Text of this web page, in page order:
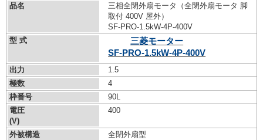
品名
三相全閉外扇モータ（全閉外扇モータ 脚
取付 400V 屋外）
SF-PRO-1.5kW-4P-400V
型 式
三菱モーター
SF-PRO-1.5kW-4P-400V
出力
1.5
極数
4
枠番号
90L
電圧
(V)
400
外被構造
全閉外扇型